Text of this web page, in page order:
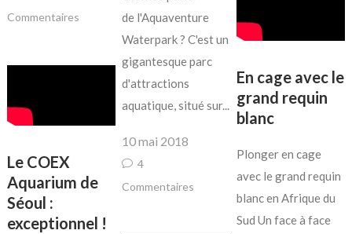
Commentaires
de l'Aquaventure
Waterpark ? C'est un
gigantesque parc
d'attractions
aquatique, situé sur...
10 mai 2018
4
Commentaires
En cage avec le
grand requin
blanc
Plonger en cage
avec le grand requin
blanc en Afrique du
Sud Un face à face
Le COEX
Aquarium de
Séoul :
exceptionnel !